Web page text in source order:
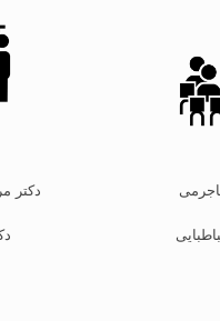
دکتر